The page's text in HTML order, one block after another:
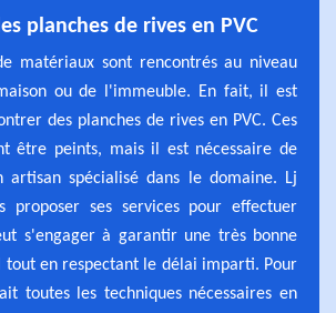
planches de rives en PVC
matériaux sont rencontrés au niveau
ou de l'immeuble. En fait, il est
des planches de rives en PVC. Ces
être peints, mais il est nécessaire de
spécialisé dans le domaine. Lj
proposer ses services pour effectuer
s'engager à garantir une très bonne
en respectant le délai imparti. Pour
toutes les techniques nécessaires en